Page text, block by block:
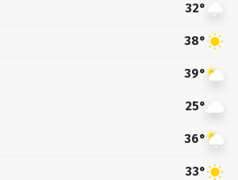
32°
38°
39°
25°
36°
33°